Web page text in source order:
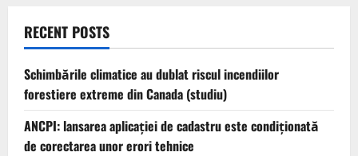
RECENT POSTS
Schimbările climatice au dublat riscul incendiilor
forestiere extreme din Canada (studiu)
ANCPI: lansarea aplicației de cadastru este condiționată
de corectarea unor erori tehnice